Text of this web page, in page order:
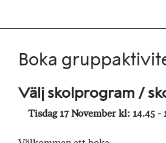
Boka
Välj skolprogram /
Tisdag 17 November kl: 14.45 -